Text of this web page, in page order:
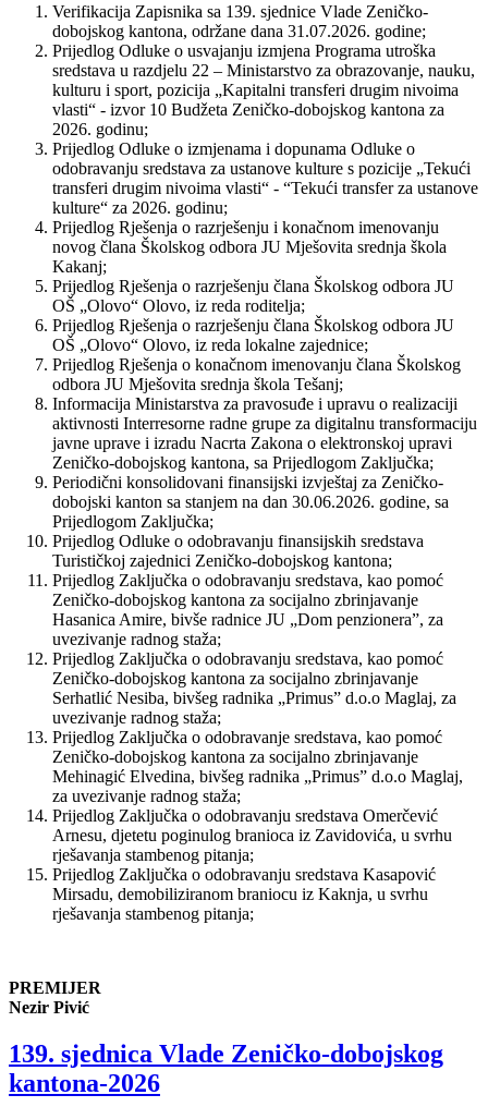
Verifikacija Zapisnika sa 139. sjednice Vlade Zeničko-
dobojskog kantona, održane dana 31.07.2026. godine;
Prijedlog Odluke o usvajanju izmjena Programa utroška
sredstava u razdjelu 22 – Ministarstvo za obrazovanje, nauku,
kulturu i sport, pozicija „Kapitalni transferi drugim nivoima
vlasti“ - izvor 10 Budžeta Zeničko-dobojskog kantona za
2026. godinu;
Prijedlog Odluke o izmjenama i dopunama Odluke o
odobravanju sredstava za ustanove kulture s pozicije „Tekući
transferi drugim nivoima vlasti“ - “Tekući transfer za ustanove
kulture“ za 2026. godinu;
Prijedlog Rješenja o razrješenju i konačnom imenovanju
novog člana Školskog odbora JU Mješovita srednja škola
Kakanj;
Prijedlog Rješenja o razrješenju člana Školskog odbora JU
OŠ „Olovo“ Olovo, iz reda roditelja;
Prijedlog Rješenja o razrješenju člana Školskog odbora JU
OŠ „Olovo“ Olovo, iz reda lokalne zajednice;
Prijedlog Rješenja o konačnom imenovanju člana Školskog
odbora JU Mješovita srednja škola Tešanj;
Informacija Ministarstva za pravosuđe i upravu o realizaciji
aktivnosti Interresorne radne grupe za digitalnu transformaciju
javne uprave i izradu Nacrta Zakona o elektronskoj upravi
Zeničko-dobojskog kantona, sa Prijedlogom Zaključka;
Periodični konsolidovani finansijski izvještaj za Zeničko-
dobojski kanton sa stanjem na dan 30.06.2026. godine, sa
Prijedlogom Zaključka;
Prijedlog Odluke o odobravanju finansijskih sredstava
Turističkoj zajednici Zeničko-dobojskog kantona;
Prijedlog Zaključka o odobravanju sredstava, kao pomoć
Zeničko-dobojskog kantona za socijalno zbrinjavanje
Hasanica Amire, bivše radnice JU „Dom penzionera”, za
uvezivanje radnog staža;
Prijedlog Zaključka o odobravanju sredstava, kao pomoć
Zeničko-dobojskog kantona za socijalno zbrinjavanje
Serhatlić Nesiba, bivšeg radnika „Primus” d.o.o Maglaj, za
uvezivanje radnog staža;
Prijedlog Zaključka o odobravanje sredstava, kao pomoć
Zeničko-dobojskog kantona za socijalno zbrinjavanje
Mehinagić Elvedina, bivšeg radnika „Primus” d.o.o Maglaj,
za uvezivanje radnog staža;
Prijedlog Zaključka o odobravanju sredstava Omerčević
Arnesu, djetetu poginulog branioca iz Zavidovića, u svrhu
rješavanja stambenog pitanja;
Prijedlog Zaključka o odobravanju sredstava Kasapović
Mirsadu, demobiliziranom braniocu iz Kaknja, u svrhu
rješavanja stambenog pitanja;
PREMIJER
Nezir Pivić
139. sjednica Vlade Zeničko-dobojskog
kantona-2026